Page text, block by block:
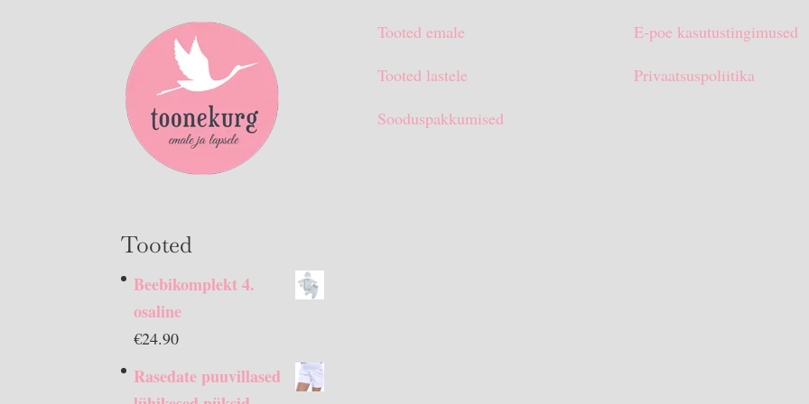
Tooted
Beebikomplekt 4.
osaline
€24.90
Rasedate puuvillased
Tooted emale
Tooted lastele
Sooduspakkumised
E-poe kasutustingimused
Privaatsuspoliitika